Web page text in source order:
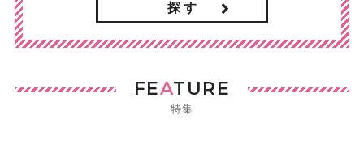
探 す
FEATURE
特集